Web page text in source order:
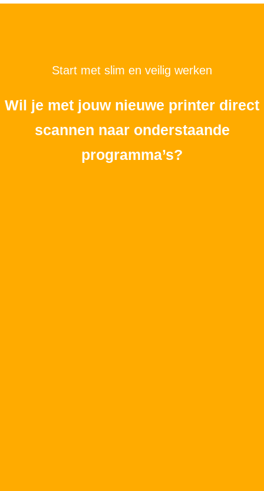
Start met slim en veilig werken
Wil je met jouw nieuwe printer direct
scannen naar onderstaande
programma’s?